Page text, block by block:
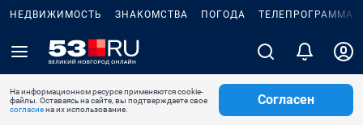
НЕДВИЖИМОСТЬ ЗНАКОМСТВА ПОГОДА ТЕЛЕПРОГРАММА
На информационном ресурсе применяются cookie-
файлы. Оставаясь на сайте, вы подтверждаете свое
согласиена их использование.
Согласен